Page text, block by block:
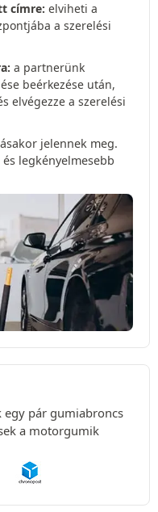
címre: elviheti a
a szerelési
a partnerünk
beérkezése után,
elvégezze a szerelési
jelennek meg.
legkényelmesebb
egy pár gumiabroncs
a motorgumik